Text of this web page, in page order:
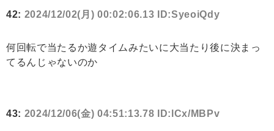
42: 2024/12/02(月) 00:02:06.13 ID:SyeoiQdy
何回転で当たるか遊タイムみたいに大当たり後に決まっ
てるんじゃないのか
43: 2024/12/06(金) 04:51:13.78 ID:lCx/MBPv